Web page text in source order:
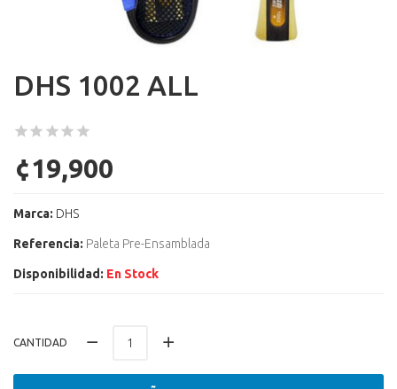
DHS 1002 ALL
¢19,900
Marca: DHS
Referencia: Paleta Pre-Ensamblada
Disponibilidad: En Stock
CANTIDAD